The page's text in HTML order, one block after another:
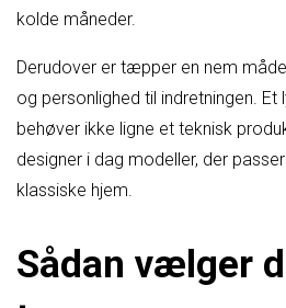
kolde måneder.
Derudover er tæpper en nem
og personlighed til indretningen.
behøver ikke ligne et teknisk
designer i dag modeller, der
klassiske hjem.
Sådan vælger